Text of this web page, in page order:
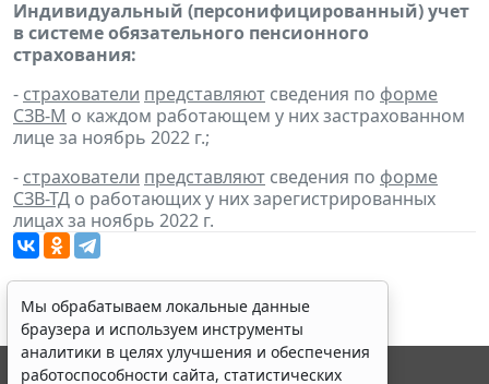
Индивидуальный (персонифицированный) учет
в системе обязательного пенсионного
страхования:
- страхователи представляют сведения по форме
СЗВ-М о каждом работающем у них застрахованном
лице за ноябрь 2022 г.;
- страхователи представляют сведения по форме
СЗВ-ТД о работающих у них зарегистрированных
лицах за ноябрь 2022 г.
Мы обрабатываем локальные данные
браузера и используем инструменты
аналитики в целях улучшения и обеспечения
работоспособности сайта, статистических